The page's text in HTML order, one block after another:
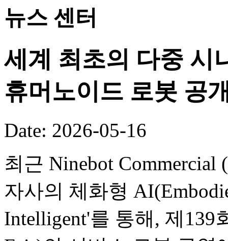
뉴스 센터
세계 최초의 다중 시
휴머노이드 로봇 공
Date: 2026-05-16
최근 Ninebot Commercial
자사의 체화형
Intelligent'를 통해, 제139